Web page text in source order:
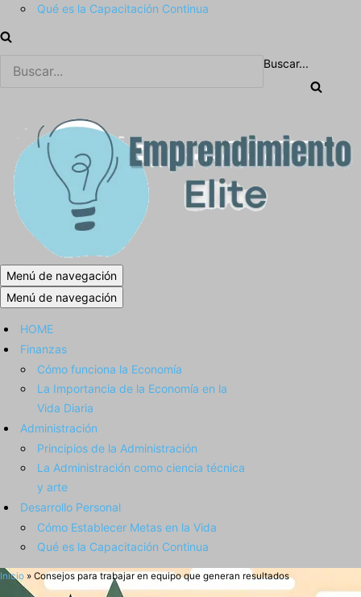
Qué es la Capacitación Continua
Buscar...
Menú de navegación
Menú de navegación
HOME
Finanzas
Cómo funciona la Economía
La Importancia de la Economía en la
Vida Diaria
Administración
Principios de la Administración
La Administración como ciencia técnica
y arte
Desarrollo Personal
Cómo Establecer Metas en la Vida
Qué es la Capacitación Continua
Inicio » Consejos para trabajar en equipo que generan resultados